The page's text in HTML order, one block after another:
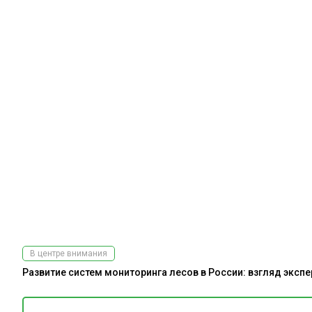
В центре внимания
Развитие систем мониторинга лесов в России: взгляд